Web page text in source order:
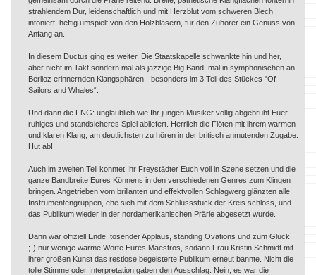
strahlendem Dur, leidenschaftlich und mit Herzblut vom schweren Blech
intoniert, heftig umspielt von den Holzbläsern, für den Zuhörer ein Genuss von
Anfang an.
In diesem Ductus ging es weiter. Die Staatskapelle schwankte hin und her,
aber nicht im Takt sondern mal als jazzige Big Band, mal in symphonischen an
Berlioz erinnernden Klangsphären - besonders im 3 Teil des Stückes "Of
Sailors and Whales“.
Und dann die FNG: unglaublich wie Ihr jungen Musiker völlig abgebrüht Euer
ruhiges und standsicheres Spiel abliefert. Herrlich die Flöten mit ihrem warmen
und klaren Klang, am deutlichsten zu hören in der britisch anmutenden Zugabe.
Hut ab!
Auch im zweiten Teil konntet Ihr Freystädter Euch voll in Szene setzen und die
ganze Bandbreite Eures Könnens in den verschiedenen Genres zum Klingen
bringen. Angetrieben vom brillanten und effektvollen Schlagwerg glänzten alle
Instrumentengruppen, ehe sich mit dem Schlussstück der Kreis schloss, und
das Publikum wieder in der nordamerikanischen Prärie abgesetzt wurde.
Dann war offiziell Ende, tosender Applaus, standing Ovations und zum Glück
;-) nur wenige warme Worte Eures Maestros, sodann Frau Kristin Schmidt mit
ihrer großen Kunst das restlose begeisterte Publikum erneut bannte. Nicht die
tolle Stimme oder Interpretation gaben den Ausschlag. Nein, es war die